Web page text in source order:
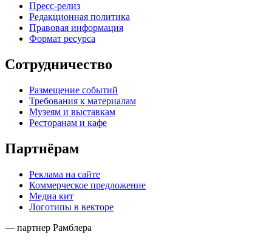
Пресс-релиз
Редакционная политика
Правовая информация
Формат ресурса
Сотрудничество
Размещение событий
Требования к материалам
Музеям и выставкам
Ресторанам и кафе
Партнёрам
Реклама на сайте
Коммерческое предложение
Медиа кит
Логотипы в векторе
— партнер Рамблера